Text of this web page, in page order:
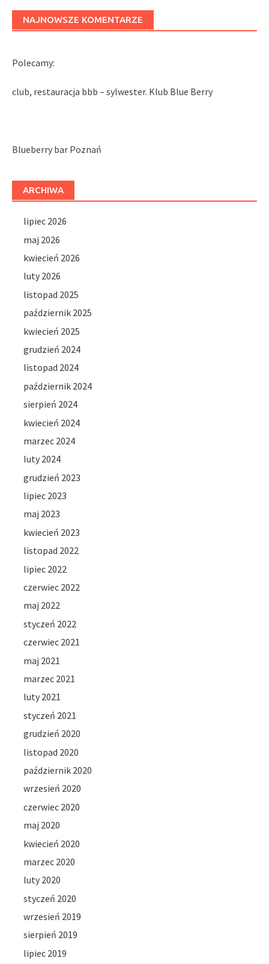
NAJNOWSZE KOMENTARZE
Polecamy:
club, restauracja bbb – sylwester. Klub Blue Berry
Blueberry bar Poznań
ARCHIWA
lipiec 2026
maj 2026
kwiecień 2026
luty 2026
listopad 2025
październik 2025
kwiecień 2025
grudzień 2024
listopad 2024
październik 2024
sierpień 2024
kwiecień 2024
marzec 2024
luty 2024
grudzień 2023
lipiec 2023
maj 2023
kwiecień 2023
listopad 2022
lipiec 2022
czerwiec 2022
maj 2022
styczeń 2022
czerwiec 2021
maj 2021
marzec 2021
luty 2021
styczeń 2021
grudzień 2020
listopad 2020
październik 2020
wrzesień 2020
czerwiec 2020
maj 2020
kwiecień 2020
marzec 2020
luty 2020
styczeń 2020
wrzesień 2019
sierpień 2019
lipiec 2019